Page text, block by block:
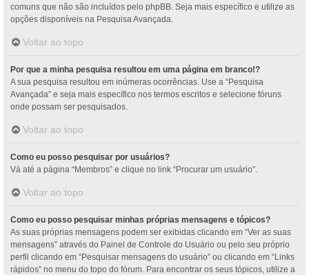
comuns que não são incluídos pelo phpBB. Seja mais específico e utilize as
opções disponíveis na Pesquisa Avançada.
Voltar ao topo
Por que a minha pesquisa resultou em uma página em branco!?
A sua pesquisa resultou em inúmeras ocorrências. Use a “Pesquisa
Avançada” e seja mais específico nos termos escritos e selecione fóruns
onde possam ser pesquisados.
Voltar ao topo
Como eu posso pesquisar por usuários?
Vá até a página “Membros” e clique no link “Procurar um usuário”.
Voltar ao topo
Como eu posso pesquisar minhas próprias mensagens e tópicos?
As suas próprias mensagens podem ser exibidas clicando em “Ver as suas
mensagens” através do Painel de Controle do Usuário ou pelo seu próprio
perfil clicando em “Pesquisar mensagens do usuário” ou clicando em “Links
rápidos” no menu do topo do fórum. Para encontrar os seus tópicos, utilize a